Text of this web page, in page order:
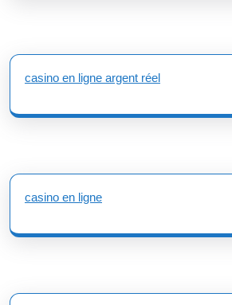
casino en ligne argent réel
casino en ligne